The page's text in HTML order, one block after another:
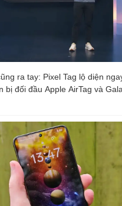
ra tay: Pixel Tag lộ diện
bị đối đầu Apple AirTag và